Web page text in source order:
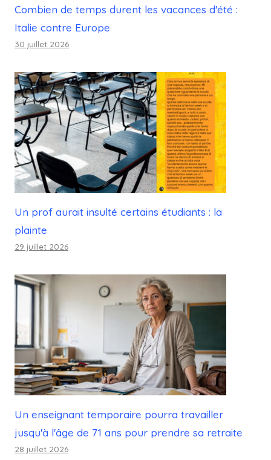
Combien de temps durent les vacances d'été :
Italie contre Europe
30 juillet 2026
Un prof aurait insulté certains étudiants : la
plainte
29 juillet 2026
Un enseignant temporaire pourra travailler
jusqu'à l'âge de 71 ans pour prendre sa retraite
28 juillet 2026